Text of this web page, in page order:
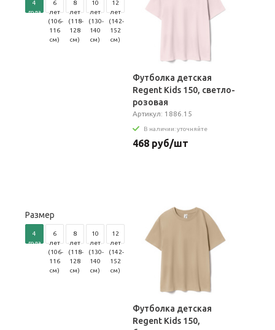
4
года
6
лет
(106-
116
см)
8
лет
(118-
128
см)
10
лет
(130-
140
см)
12
лет
(142-
152
см)
Футболка детская
Regent Kids 150, светло-
розовая
Артикул: 1886.15
В наличии: уточняйте
468 руб/шт
Размер
4
года
6
лет
(106-
116
см)
8
лет
(118-
128
см)
10
лет
(130-
140
см)
12
лет
(142-
152
см)
Футболка детская
Regent Kids 150,